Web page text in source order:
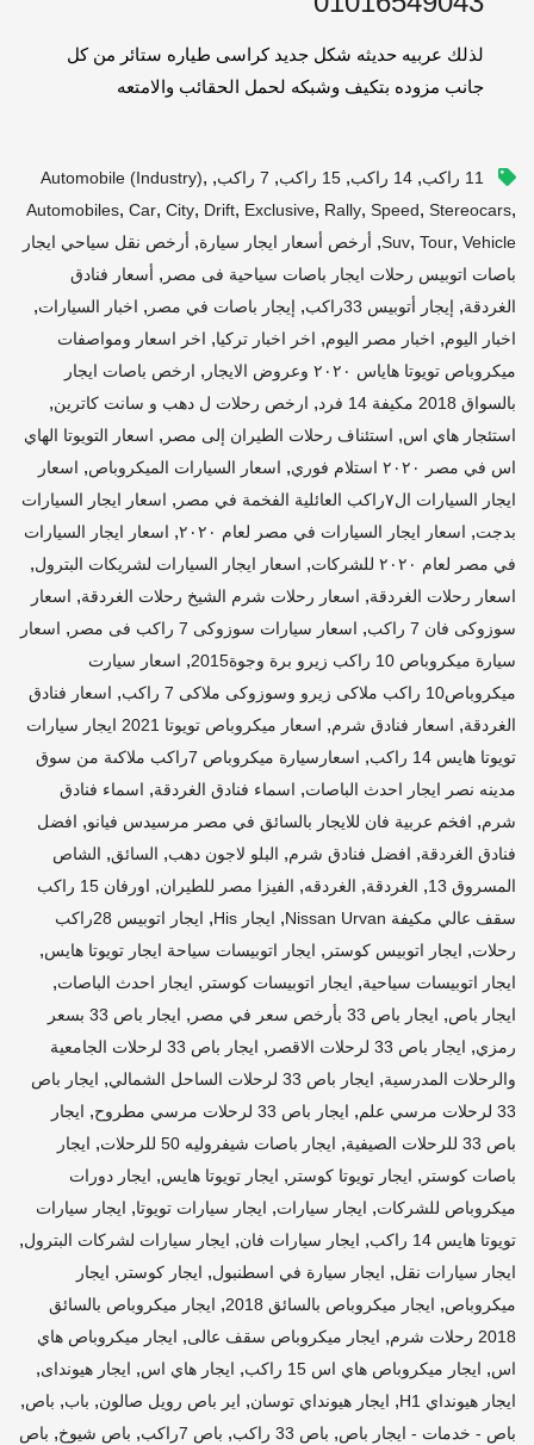
لذلك عربيه حديثه شكل جديد كراسى طياره ستائر من كل
جانب مزوده بتكيف وشبكه لحمل الحقائب والامتعه
11 راكب , 14 راكب , 15 راكب , 7 راكب ,
Automobile (industry),
Automobiles, Car, City, Drift, Exclusive, Rally, Speed, Stereocars,
Suv, Tour, Vehicle
, أرخص أسعار ايجار سيارة, أرخص نقل سياحي ايجار
باصات اتوبيس رحلات ايجار باصات سياحية فى مصر , أسعار فنادق
الغردقة, إيجار أتوبيس 33راكب , إيجار باصات في مصر , اخبار السيارات,
اخبار اليوم, اخبار مصر اليوم, اخر اخبار تركيا, اخر اسعار ومواصفات
ميكروباص تويوتا هاياس ٢٠٢٠ وعروض الايجار
, ارخص باصات ايجار
بالسواق 2018 مكيفة 14 فرد
, ارخص رحلات ل دهب و سانت كاترين,
استئجار هاي اس, استئناف رحلات الطيران إلى مصر , اسعار التويوتا الهاي
اس في مصر ٢٠٢٠ استلام فوري
, اسعار السيارات الميكروباص, اسعار
ايجار السيارات ال٧راكب العائلية الفخمة في مصر
, اسعار ايجار السيارات
بدجت, اسعار ايجار السيارات في مصر لعام ٢٠٢٠ , اسعار ايجار السيارات
في مصر لعام ٢٠٢٠ للشركات
, اسعار ايجار السيارات لشريكات البترول,
اسعار رحلات الغردقة, اسعار رحلات شرم الشيخ رحلات الغردقة, اسعار
سوزوكى فان 7 راكب
, اسعار سيارات سوزوكى 7 راكب فى مصر , اسعار
سيارة ميكروباص 10 راكب زيرو برة وجوة2015
, اسعار سيارت
ميكروباص10 راكب ملاكى زيرو وسوزوكى ملاكى 7 راكب
, اسعار فنادق
الغردقة, اسعار فنادق شرم,
اسعار ميكروباص تويوتا 2021 ايجار سيارات
تويوتا هايس 14 راكب
,
اسعارسيارة ميكروباص 7راكب ملاكىة من سوق
مدينه نصر ايجار احدث الباصات, اسماء فنادق الغردقة, اسماء فنادق
شرم, افخم عربية فان للايجار بالسائق في مصر مرسيدس فيانو, افضل
فنادق الغردقة, افضل فنادق شرم, البلو لاجون دهب, السائق, الشاص
المسروق 13
, الغردقة, الغردقه, الفيزا مصر للطيران,
اورفان 15 راكب
سقف عالي مكيفة Nissan Urvan
, ايجار His ,
ايجار اتوبيس 28راكب
رحلات, ايجار اتوبيس كوستر , ايجار اتوبيسات سياحة ايجار تويوتا هايس,
ايجار اتوبيسات سياحية, ايجار اتوبيسات كوستر , ايجار احدث الباصات,
ايجار باص, ايجار باص 33 بأرخص سعر في مصر ,
ايجار باص 33 بسعر
رمزي, ايجار باص 33 لرحلات الاقصر ,
ايجار باص 33 لرحلات الجامعية
والرحلات المدرسية, ايجار باص 33 لرحلات الساحل الشمالي , ايجار باص
33 لرحلات مرسي علم
, ايجار باص 33 لرحلات مرسي مطروح , ايجار
باص 33 للرحلات الصيفية
, ايجار باصات شيفروليه 50 للرحلات , ايجار
باصات كوستر , ايجار تويوتا كوستر , ايجار تويوتا هايس, ايجار دورات
ميكروباص للشركات, ايجار سيارات, ايجار سيارات تويوتا, ايجار سيارات
تويوتا هايس 14 راكب
, ايجار سيارات فان, ايجار سيارات لشركات البترول,
ايجار سيارات نقل, ايجار سيارة في اسطنبول, ايجار كوستر , ايجار
ميكروباص, ايجار ميكروباص بالسائق 2018 , ايجار ميكروباص بالسائق
2018 رحلات شرم
, ايجار ميكروباص سقف عالى, ايجار ميكروباص هاي
اس, ايجار ميكروباص هاي اس 15 راكب , ايجار هاي اس, ايجار هيونداى,
ايجار هيونداي H1 , ايجار هيونداي توسان, اير باص رويل صالون, باب, باص,
باص - خدمات - ايجار باص, باص 33 راكب , باص 7راكب , باص شيوخ, باص